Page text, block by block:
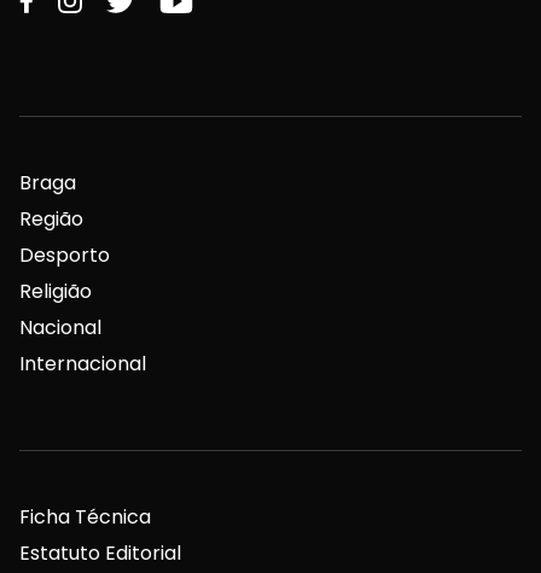
Braga
Região
Desporto
Religião
Nacional
Internacional
Ficha Técnica
Estatuto Editorial